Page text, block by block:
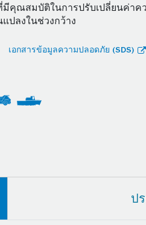
คุณสมบัติในการปรับเปลี่ยนค่าค
ปลงในช่วงกว้าง
เอกสารข้อมูลความปลอดภัย (SDS)
ป